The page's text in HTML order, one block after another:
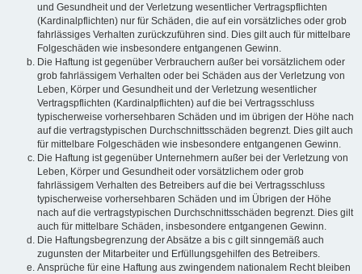
und Gesundheit und der Verletzung wesentlicher Vertragspflichten
(Kardinalpflichten) nur für Schäden, die auf ein vorsätzliches oder grob
fahrlässiges Verhalten zurückzuführen sind. Dies gilt auch für mittelbare
Folgeschäden wie insbesondere entgangenen Gewinn.
Die Haftung ist gegenüber Verbrauchern außer bei vorsätzlichem oder
grob fahrlässigem Verhalten oder bei Schäden aus der Verletzung von
Leben, Körper und Gesundheit und der Verletzung wesentlicher
Vertragspflichten (Kardinalpflichten) auf die bei Vertragsschluss
typischerweise vorhersehbaren Schäden und im übrigen der Höhe nach
auf die vertragstypischen Durchschnittsschäden begrenzt. Dies gilt auch
für mittelbare Folgeschäden wie insbesondere entgangenen Gewinn.
Die Haftung ist gegenüber Unternehmern außer bei der Verletzung von
Leben, Körper und Gesundheit oder vorsätzlichem oder grob
fahrlässigem Verhalten des Betreibers auf die bei Vertragsschluss
typischerweise vorhersehbaren Schäden und im Übrigen der Höhe
nach auf die vertragstypischen Durchschnittsschäden begrenzt. Dies gilt
auch für mittelbare Schäden, insbesondere entgangenen Gewinn.
Die Haftungsbegrenzung der Absätze a bis c gilt sinngemäß auch
zugunsten der Mitarbeiter und Erfüllungsgehilfen des Betreibers.
Ansprüche für eine Haftung aus zwingendem nationalem Recht bleiben